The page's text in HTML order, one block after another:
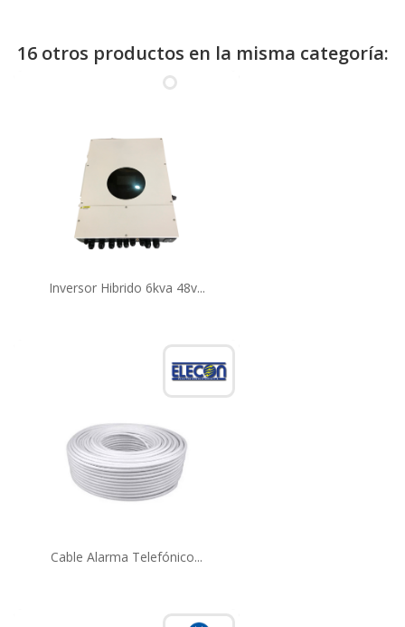
16 otros productos en la misma categoría:
Inversor Hibrido 6kva 48v...
Cable Alarma Telefónico...